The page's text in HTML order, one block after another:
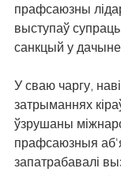
прафсаюзны
выступаў
санкцый у
У сваю чаргу,
затрыманнях
ўзрушаны
прафсаюзныя
запатрабавалі